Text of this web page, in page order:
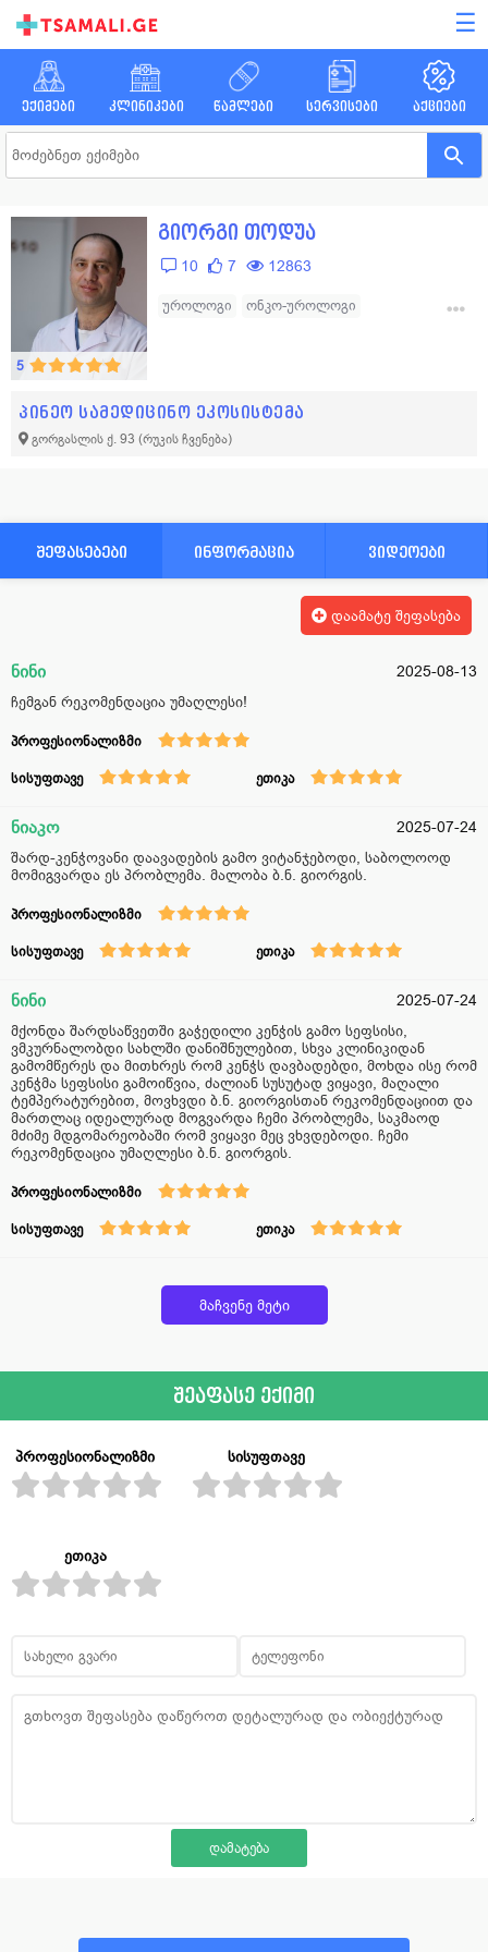
☰
ექიმები კლინიკები წამლები სერვისები აქციები
5
გიორგი თოდუა
10 7 12863
უროლოგი
ონკო-უროლოგი
პინეო სამედიცინო ეკოსისტემა
გორგასლის ქ. 93 (რუკის ჩვენება)
შეფასებები ინფორმაცია ვიდეოები
დაამატე შეფასება
ნინი
2025-08-13
ჩემგან რეკომენდაცია უმაღლესი!
პროფესიონალიზმი
სისუფთავე ეთიკა
ნიაკო
2025-07-24
შარდ-კენჭოვანი დაავადების გამო ვიტანჯებოდი, საბოლოოდ
მომიგვარდა ეს პრობლემა. მალობა ბ.ნ. გიორგის.
პროფესიონალიზმი
სისუფთავე ეთიკა
ნინი
2025-07-24
მქონდა შარდსაწვეთში გაჭედილი კენჭის გამო სეფსისი,
ვმკურნალობდი სახლში დანიშნულებით, სხვა კლინიკიდან
გამომწერეს და მითხრეს რომ კენჭს დავბადებდი, მოხდა ისე რომ
კენჭმა სეფსისი გამოიწვია, ძალიან სუსუტად ვიყავი, მაღალი
ტემპერატურებით, მოვხვდი ბ.ნ. გიორგისთან რეკომენდაციით და
მართლაც იდეალურად მოგვარდა ჩემი პრობლემა, საკმაოდ
მძიმე მდგომარეობაში რომ ვიყავი მეც ვხვდებოდი. ჩემი
რეკომენდაცია უმაღლესი ბ.ნ. გიორგის.
პროფესიონალიზმი
სისუფთავე ეთიკა
მაჩვენე მეტი
შეაფასე ექიმი
პროფესიონალიზმი სისუფთავე
ეთიკა